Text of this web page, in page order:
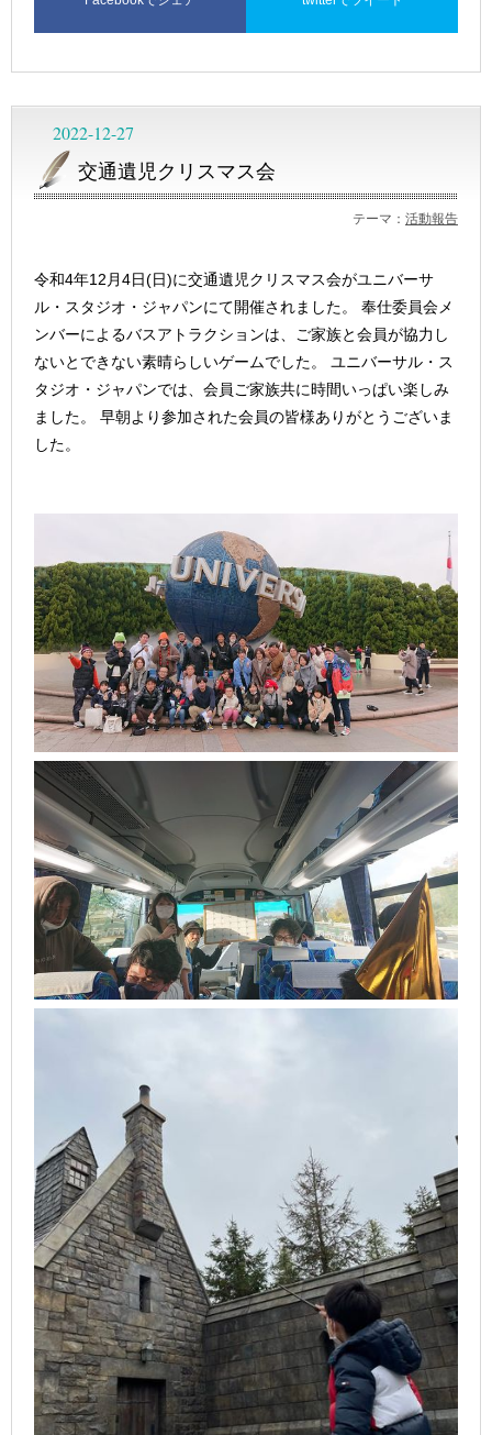
交通遺児クリスマス会
2022-12-27
テーマ： 活動報告
令和4年12月4日(日)に交通遺児クリスマス会がユニバーサ
ル・スタジオ・ジャパンにて開催されました。 奉仕委員会メ
ンバーによるバスアトラクションは、ご家族と会員が協力し
ないとできない素晴らしいゲームでした。 ユニバーサル・ス
タジオ・ジャパンでは、会員ご家族共に時間いっぱい楽しみ
ました。 早朝より参加された会員の皆様ありがとうございま
した。